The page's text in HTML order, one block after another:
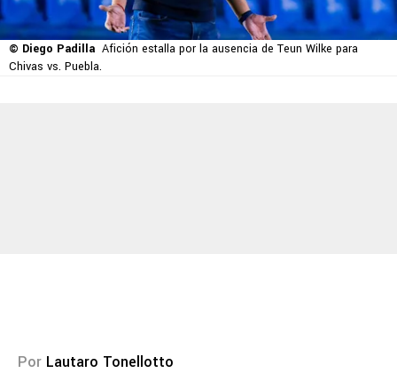
© Diego Padilla Afición estalla por la ausencia de Teun Wilke para
Chivas vs. Puebla.
Por Lautaro Tonellotto